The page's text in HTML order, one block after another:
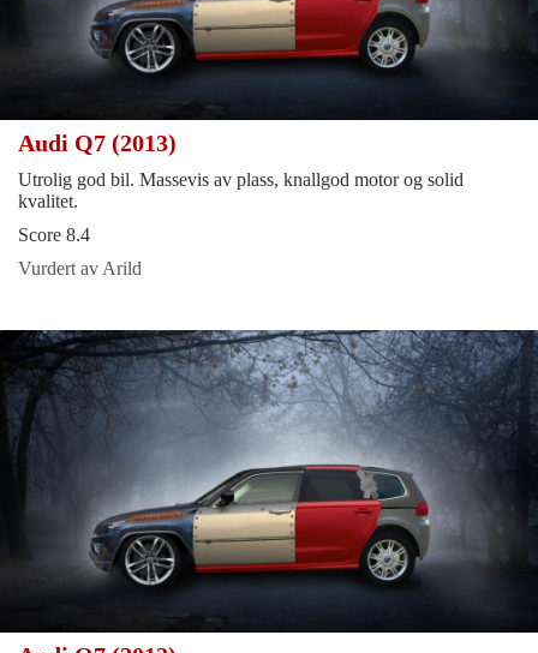
Audi Q7 (2013)
Utrolig god bil. Massevis av plass, knallgod motor og solid
kvalitet.
Score 8.4
Vurdert av Arild